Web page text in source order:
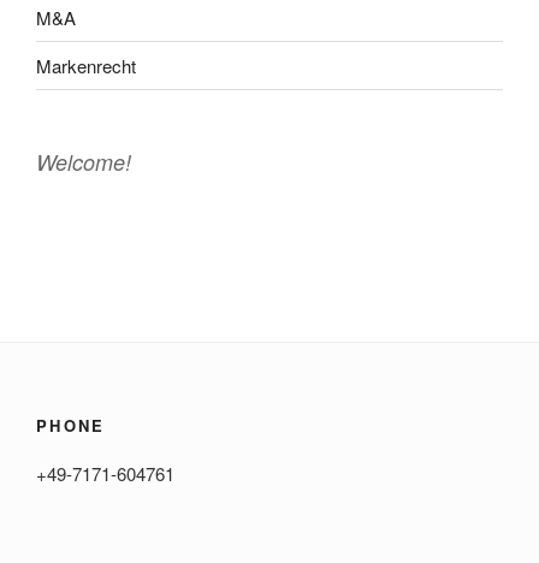
M&A
Markenrecht
Welcome!
PHONE
+49-7171-604761